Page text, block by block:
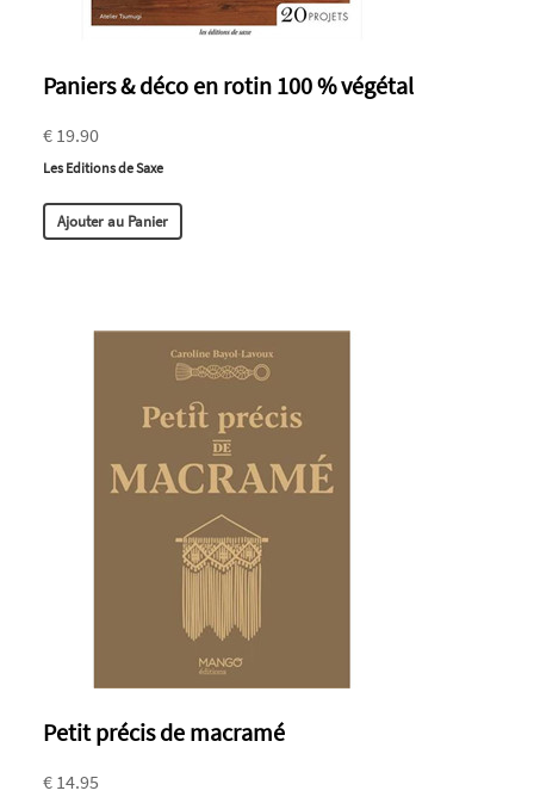
Paniers & déco en rotin 100 % végétal
€ 19.90
Les Editions de Saxe
Ajouter au Panier
Petit précis de macramé
€ 14.95